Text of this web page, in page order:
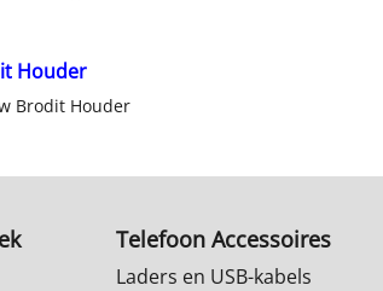
Houder
Brodit Houder
Telefoon Accessoires
Laders en USB-kabels